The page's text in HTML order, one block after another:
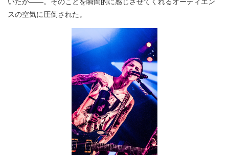
スの空気に圧倒された。